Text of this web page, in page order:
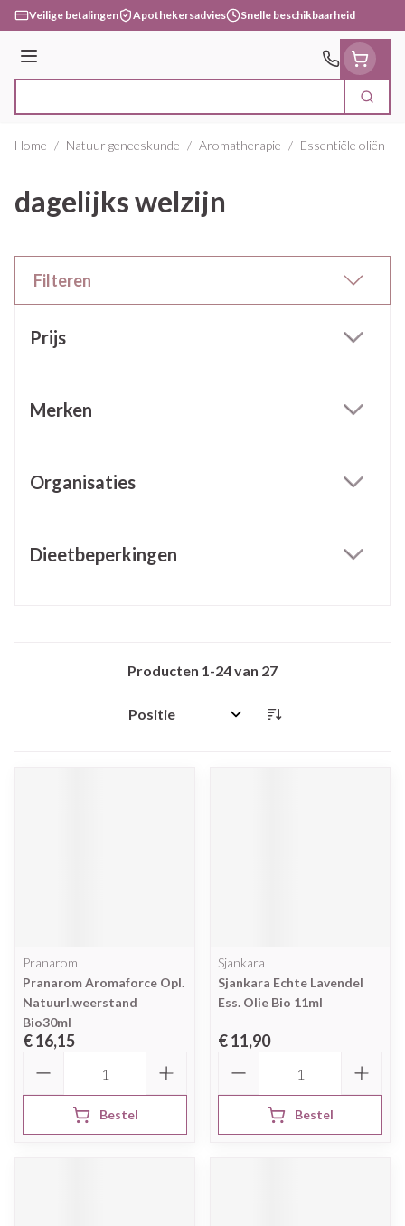
Ga naar de inhoud
Veilige betalingen Apothekersadvies Snelle beschikbaarheid
Menu
Zoek
Home / Natuur geneeskunde / Aromatherapie / Essentiële oliën
dagelijks welzijn
Filteren
Prijs
Merken
Organisaties
Dieetbeperkingen
Producten 1-24van 27
Sorteer op:
Pranarom
Pranarom Aromaforce Opl.
Natuurl.weerstand
Bio30ml
€ 16,15
Bestel
Sjankara
Sjankara Echte Lavendel
Ess. Olie Bio 11ml
€ 11,90
Bestel